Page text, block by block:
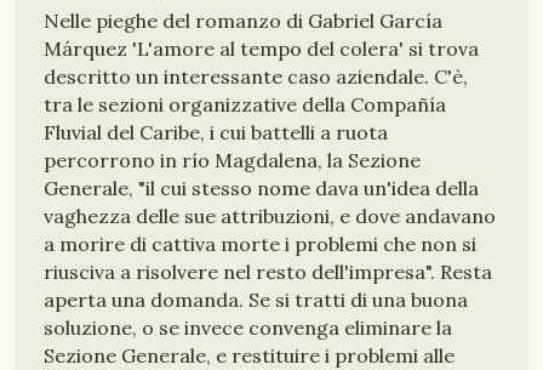
Nelle pieghe del romanzo di Gabriel García
Márquez 'L'amore al tempo del colera' si trova
descritto un interessante caso aziendale. C'è,
tra le sezioni organizzative della Compañía
Fluvial del Caribe, i cui battelli a ruota
percorrono in río Magdalena, la Sezione
Generale, "il cui stesso nome dava un'idea della
vaghezza delle sue attribuzioni, e dove andavano
a morire di cattiva morte i problemi che non si
riusciva a risolvere nel resto dell'impresa". Resta
aperta una domanda. Se si tratti di una buona
soluzione, o se invece convenga eliminare la
Sezione Generale, e restituire i problemi alle